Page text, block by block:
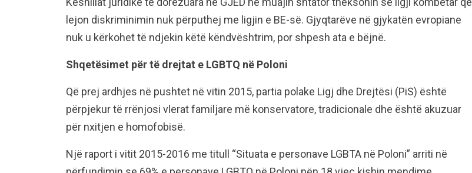
lejon diskriminimin nuk përputhej me ligjin e BE-së. Gjyqtarëve në gjykatën evropiane
nuk u kërkohet të ndjekin këtë këndvështrim, por shpesh ata e bëjnë.
Shqetësimet për të drejtat e LGBTQ në Poloni
Që prej ardhjes në pushtet në vitin 2015, partia polake Ligj dhe Drejtësi (PiS) është
përpjekur të rrënjosi vlerat familjare më konservatore, tradicionale dhe është akuzuar
për nxitjen e homofobisë.
Një raport i vitit 2015-2016 me titull “Situata e personave LGBTA në Poloni” arriti në